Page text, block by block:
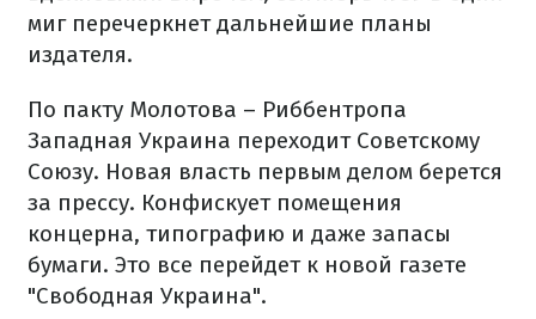
миг перечеркнет дальнейшие планы
издателя.
По пакту Молотова – Риббентропа
Западная Украина переходит Советскому
Союзу. Новая власть первым делом берется
за прессу. Конфискует помещения
концерна, типографию и даже запасы
бумаги. Это все перейдет к новой газете
"Свободная Украина".